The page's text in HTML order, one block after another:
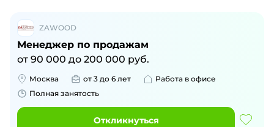
ZAWOOD
Менеджер по продажам
от 90 000 до 200 000 руб.
Москва от 3 до 6 лет
Работа в офисе
Полная занятость
Откликнуться